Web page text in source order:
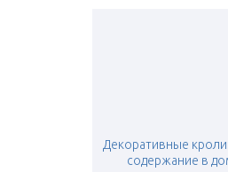
Декоративные
содержание в